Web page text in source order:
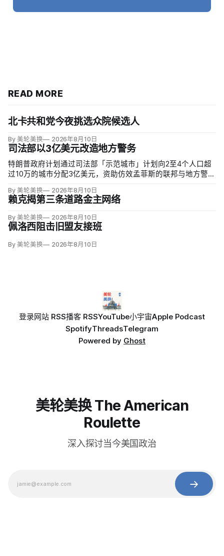
READ MORE
北卡共和党今夜挑选众院候选人
By 美轮美换 2026年8月10日
司法部以3亿美元改造地方警务
特朗普政府计划通过司法部「示范城市」计划向2至4个人口超
过10万的城市分配3亿美元，资助仿效孟菲斯的联邦与地方警力
游荡和强制治疗等政策，并预先同意在暴力犯罪或「公共骚
乱」激增时偿还未来联邦介入成本。
By 美轮美换 2026年8月10日
赖克揭第三条道路金主网络
By 美轮美换 2026年8月10日
佩洛西阻击旧盟友接班
By 美轮美换 2026年8月10日
登录网站 RSS播客 RSSYouTube小宇宙Apple Podcast
SpotifyThreadsTelegram
Powered by Ghost
美轮美换 The American
Roulette
深入探讨当今美国政治